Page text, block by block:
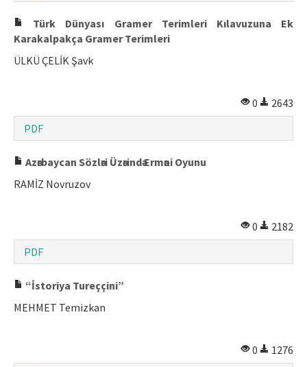
Türk Dünyası Gramer Terimleri Kılavuzuna Ek
Karakalpakça Gramer Terimleri
ÜLKÜ ÇELİK Şavk
0
2643
PDF
Azәrbaycan Sözlәri Üzәrindә Ermәni Oyunu
RAMİZ Novruzov
0
2182
PDF
“İstoriya Tureççini”
MEHMET Temizkan
0
1276